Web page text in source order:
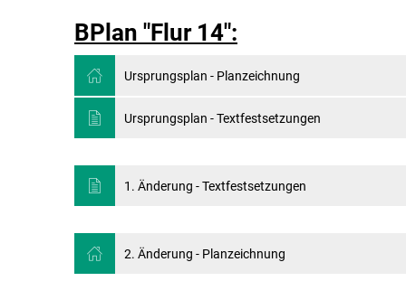
BPlan "Flur 14":
Ursprungsplan - Planzeichnung
Ursprungsplan - Textfestsetzungen
1. Änderung - Textfestsetzungen
2. Änderung - Planzeichnung